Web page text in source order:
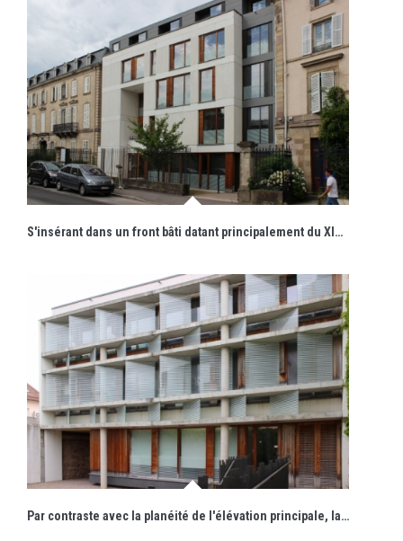
S'insérant dans un front bâti datant principalement du XIXe siècle, la façade sur rue se caractérise par sa modernité tempérée. L’édifice révèle davantage ses qualités plastiques en façades sur cour et dans les espaces intérieurs.
Par contraste avec la planéité de l'élévation principale, la façade sur cour gagne en épaisseur et s'anime de brise-soleil en verre sérigraphié.